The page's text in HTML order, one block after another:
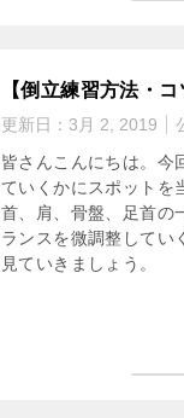
【倒立練習方法・
更新日： 3月 2, 2019
皆さんこんにちは。今
ていくかにスポットを
首、肩、骨盤、足首の
ランスを微調整してい
見ていきましょう。